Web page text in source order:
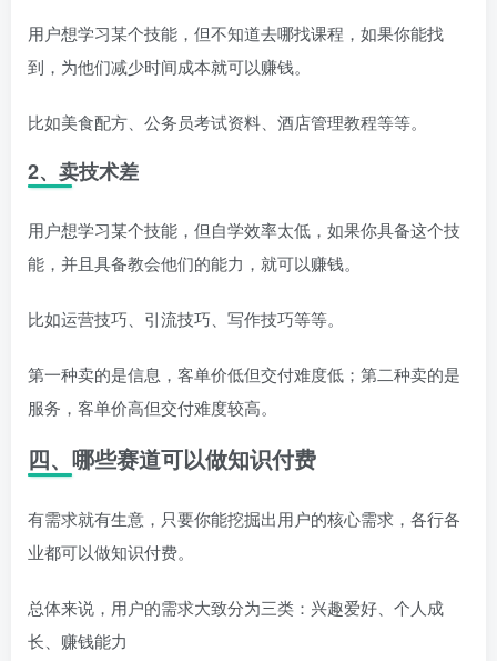
用户想学习某个技能，但不知道去哪找课程，如果你能找
到，为他们减少时间成本就可以赚钱。
比如美食配方、公务员考试资料、酒店管理教程等等。
2、卖技术差
用户想学习某个技能，但自学效率太低，如果你具备这个技
能，并且具备教会他们的能力，就可以赚钱。
比如运营技巧、引流技巧、写作技巧等等。
第一种卖的是信息，客单价低但交付难度低；第二种卖的是
服务，客单价高但交付难度较高。
四、哪些赛道可以做知识付费
有需求就有生意，只要你能挖掘出用户的核心需求，各行各
业都可以做知识付费。
总体来说，用户的需求大致分为三类：兴趣爱好、个人成
长、赚钱能力